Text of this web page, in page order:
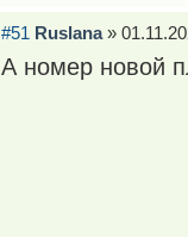
#51 Ruslana»
А номер новой